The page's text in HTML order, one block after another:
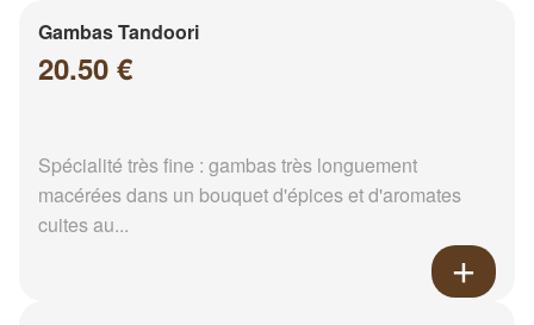
Gambas Tandoori
20.50 €
Spécialité très fine : gambas très longuement
macérées dans un bouquet d'épices et d'aromates
cuites au...